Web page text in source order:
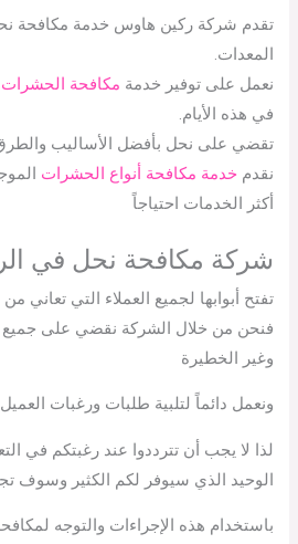
تقدم شركة ركين هاوس خدمة مكافحة
المعدات.
نعمل على توفير خدمة مكافحة الحشرات
في هذه الأيام.
تقضي على نحل بأفضل الأساليب والطرق
نقدم خدمة مكافحة أنواع الحشرات
أكثر الخدمات احتياجاً
شركة مكافحة نحل في
تفتح أبوابها لجميع العملاء التي تعاني
فنحن من خلال الشركة نقضي على جميع
وغير الخطيرة
ونعمل دائماً لتلبية طلبات ورغبات
لذا لا يجب أن تترددوا عند رغبتكم في
الوحيد الذي سيوفر لكم الكثير وسوف
باستخدام هذه الإجراءات والتوجه